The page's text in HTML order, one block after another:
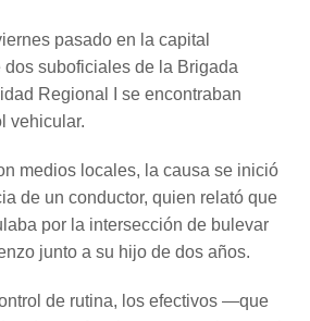
pasado en la capital
suboficiales de la Brigada
Regional I se encontraban
vehicular.
medios locales, la causa se inició
de un conductor, quien relató que
por la intersección de bulevar
junto a su hijo de dos años.
de rutina, los efectivos —que